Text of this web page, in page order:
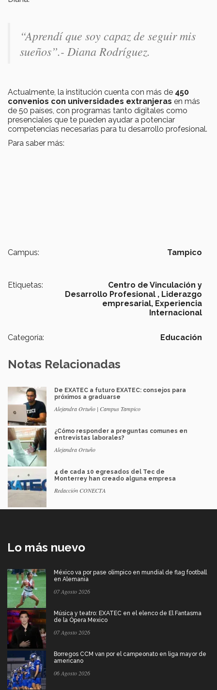
“Aprendí que soy capaz de seguir mis
sueños”.- Diana Rodríguez.
Actualmente, la institución cuenta con más de 450
convenios con universidades extranjeras en más
de 50 países, con programas tanto digitales como
presenciales que te pueden ayudar a potenciar
competencias necesarias para tu desarrollo profesional.
Para saber más:
Campus: Tampico
Etiquetas:
Centro de Vinculación y
Desarrollo Profesional , Liderazgo
empresarial, Experiencia
Internacional
Categoría: Educación
Notas Relacionadas
De EXATEC a futuro EXATEC: consejos para
próximos a graduarse
Alejandra Ortuño | Campus Tampico
¿Cómo responder a preguntas comunes en
entrevistas laborales?
Alejandra Ortuño
4 de cada 10 egresados del Tec de
Monterrey han creado alguna empresa
Redacción CONECTA
Lo más nuevo
México va por pase olímpico en mundial de flag football
en Alemania
07 Agosto 2026
Música y teatro: EXATEC en el elenco de El Fantasma
de la Ópera Mexico
07 Agosto 2026
Borregos CCM van por el campeonato en liga mayor de
americano
06 Agosto 2026